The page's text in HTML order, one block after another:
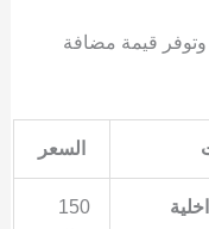
وتوفر قيمة مضافة
السعر
150